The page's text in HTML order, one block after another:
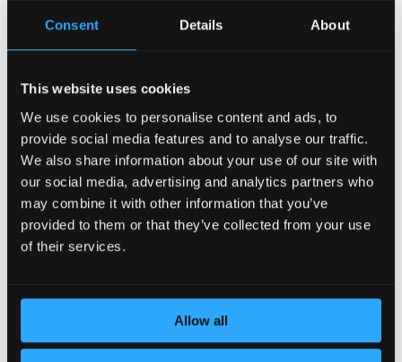
Consent Details About
This website uses cookies
We use cookies to personalise content and ads, to
provide social media features and to analyse our traffic.
We also share information about your use of our site with
our social media, advertising and analytics partners who
may combine it with other information that you’ve
provided to them or that they’ve collected from your use
of their services.
Allow all
POSVEĆENOST DETALJIMA